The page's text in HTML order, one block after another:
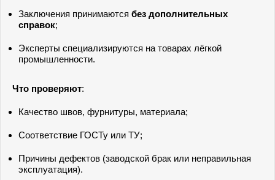
Заключения принимаются без дополнительных
справок;
Эксперты специализируются на товарах лёгкой
промышленности.
Что проверяют:
Качество швов, фурнитуры, материала;
Соответствие ГОСТу или ТУ;
Причины дефектов (заводской брак или неправильная
эксплуатация).